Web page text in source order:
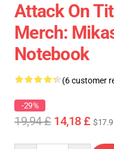
Attack On
Merch:
Notebook
(6 customer
-29%
19,94 £ 14,18 £